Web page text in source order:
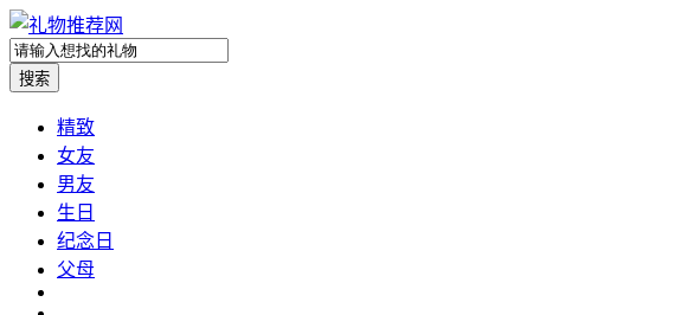
精致
女友
男友
生日
纪念日
父母